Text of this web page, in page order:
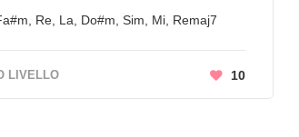
Re, La, Do#m, Sim, Mi, Remaj7
LIVELLO 10